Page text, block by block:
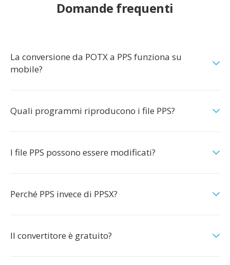
Domande frequenti
La conversione da POTX a PPS funziona su
mobile?
Quali programmi riproducono i file PPS?
I file PPS possono essere modificati?
Perché PPS invece di PPSX?
Il convertitore è gratuito?